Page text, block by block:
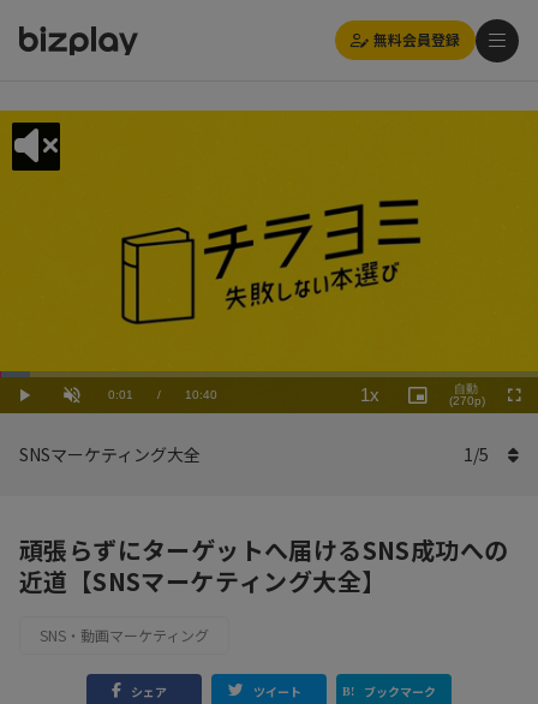
無料会員登録
Play UnmuteCurrent
0:01 / Duration
10:40
Loaded:
5.63%
1x
Rate
Picture-
in-
自動
(270p)
SNSマーケティング大全 1/5
頑張らずにターゲットへ届けるSNS成功への
近道【SNSマーケティング大全】
SNS・動画マーケティング
シェア ツイート ブックマーク